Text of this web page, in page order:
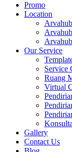
Promo
Location
Our Service
Service
Ruang
Virtual
Gallery
Contact Us